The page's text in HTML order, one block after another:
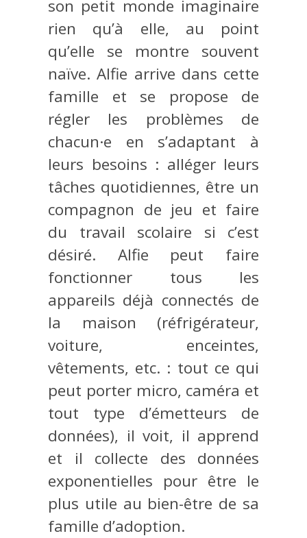
son petit monde imaginaire
rien qu’à elle, au point
qu’elle se montre souvent
naïve. Alfie arrive dans cette
famille et se propose de
régler les problèmes de
chacun·e en s’adaptant à
leurs besoins : alléger leurs
tâches quotidiennes, être un
compagnon de jeu et faire
du travail scolaire si c’est
désiré. Alfie peut faire
fonctionner tous les
appareils déjà connectés de
la maison (réfrigérateur,
voiture, enceintes,
vêtements, etc. : tout ce qui
peut porter micro, caméra et
tout type d’émetteurs de
données), il voit, il apprend
et il collecte des données
exponentielles pour être le
plus utile au bien-être de sa
famille d’adoption.